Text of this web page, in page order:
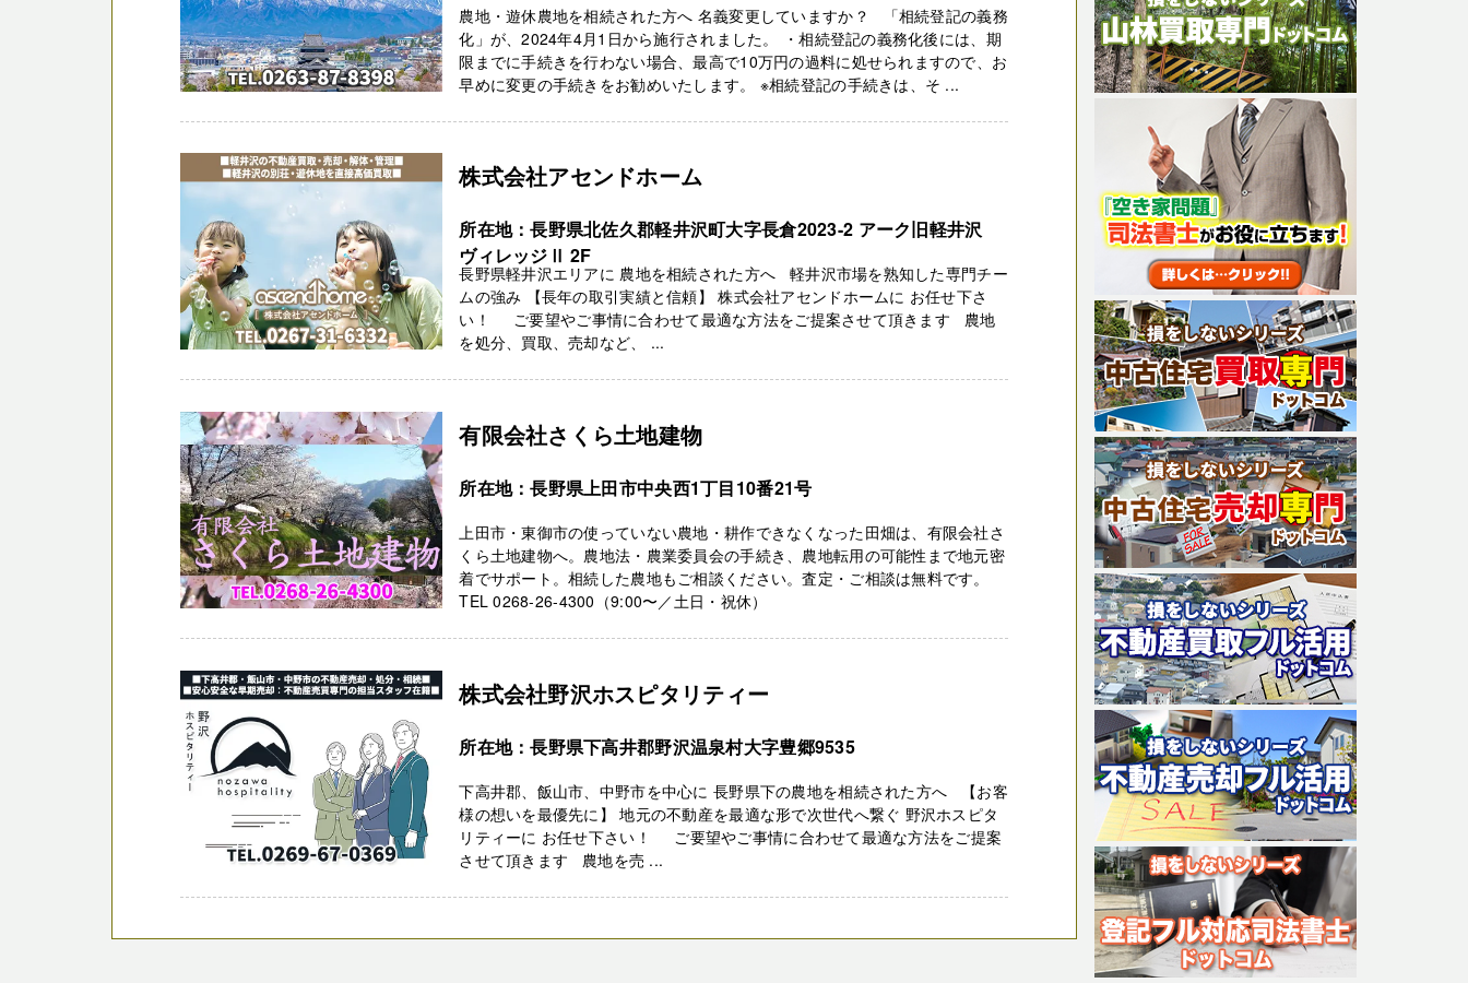
農地・遊休農地を相続された方へ 名義変更していますか？ 「相続登記の義務
化」が、2024年4月1日から施行されました。 ・相続登記の義務化後には、期
限までに手続きを行わない場合、最高で10万円の過料に処せられますので、お
早めに変更の手続きをお勧めいたします。 ※相続登記の手続きは、そ ...
株式会社アセンドホーム
所在地：長野県北佐久郡軽井沢町大字長倉2023-2 アーク旧軽井沢
ヴィレッジⅡ 2F
長野県軽井沢エリアに 農地を相続された方へ 軽井沢市場を熟知した専門チー
ムの強み 【長年の取引実績と信頼】 株式会社アセンドホームに お任せ下さ
い！ ご要望やご事情に合わせて最適な方法をご提案させて頂きます 農地
を処分、買取、売却など、 ...
有限会社さくら土地建物
所在地：長野県上田市中央西1丁目10番21号
上田市・東御市の使っていない農地・耕作できなくなった田畑は、有限会社さ
くら土地建物へ。農地法・農業委員会の手続き、農地転用の可能性まで地元密
着でサポート。相続した農地もご相談ください。査定・ご相談は無料です。
TEL 0268-26-4300（9:00〜／土日・祝休）
株式会社野沢ホスピタリティー
所在地：長野県下高井郡野沢温泉村大字豊郷9535
下高井郡、飯山市、中野市を中心に 長野県下の農地を相続された方へ 【お客
様の想いを最優先に】 地元の不動産を最適な形で次世代へ繋ぐ 野沢ホスピタ
リティーに お任せ下さい！ ご要望やご事情に合わせて最適な方法をご提案
させて頂きます 農地を売 ...